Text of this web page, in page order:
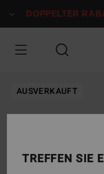
zur
springen
DOPPELTER
AUSVERKAUFT
TREFFEN SIE